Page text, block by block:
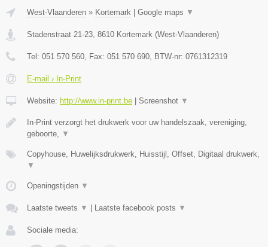
West-Vlaanderen » Kortemark Google maps ▼
Stadenstraat 21-23, 8610 Kortemark (West-Vlaanderen)
Tel: 051 570 560, Fax: 051 570 690, BTW-nr: 0761312319
E-mail › In-Print
Website: http://www.in-print.be Screenshot ▼
In-Print verzorgt het drukwerk voor uw handelszaak, vereniging,
geboorte, ▼
Copyhouse, Huwelijksdrukwerk, Huisstijl, Offset, Digitaal drukwerk,
▼
Openingstijden ▼
Laatste tweets ▼ Laatste facebook posts ▼
Sociale media: